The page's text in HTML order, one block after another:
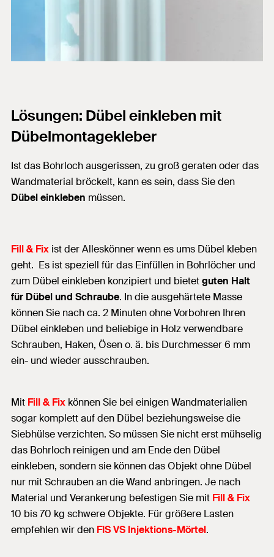
Lösungen: Dübel einkleben mit
Dübelmontagekleber
Ist das Bohrloch ausgerissen, zu groß geraten oder das
Wandmaterial bröckelt, kann es sein, dass Sie den
Dübel einkleben müssen.
Fill & Fix ist der Alleskönner wenn es ums Dübel kleben
geht. Es ist speziell für das Einfüllen in Bohrlöcher und
zum Dübel einkleben konzipiert und bietetguten Halt
für Dübel und Schraube. In die ausgehärtete Masse
können Sie nach ca. 2 Minuten ohne Vorbohren Ihren
Dübel einkleben und beliebige in Holz verwendbare
Schrauben, Haken, Ösen o. ä. bis Durchmesser 6 mm
ein- und wieder ausschrauben.
Mit Fill & Fix können Sie bei einigen Wandmaterialien
sogar komplett auf den Dübel beziehungsweise die
Siebhülse verzichten. So müssen Sie nicht erst mühselig
das Bohrloch reinigen und am Ende den Dübel
einkleben, sondern sie können das Objekt ohne Dübel
nur mit Schrauben an die Wand anbringen. Je nach
Material und Verankerung befestigen Sie mit Fill & Fix
10 bis 70 kg schwere Objekte. Für größere Lasten
empfehlen wir den FIS VS Injektions-Mörtel.